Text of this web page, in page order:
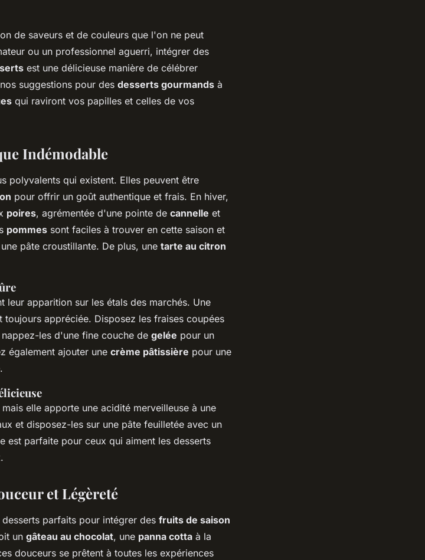
de
?
de saveurs et de couleurs que l'on ne peut
ou un professionnel aguerri, intégrer des
est une délicieuse manière de célébrer
suggestions pour des desserts gourmands à
qui raviront vos papilles et celles de vos
Indémodable
polyvalents qui existent. Elles peuvent être
pour offrir un goût authentique et frais. En hiver,
poires, agrémentée d'une pointe de cannelle et
pommes sont faciles à trouver en cette saison et
pâte croustillante. De plus, une tarte au citron
leur apparition sur les étals des marchés. Une
toujours appréciée. Disposez les fraises coupées
les d'une fine couche de gelée pour un
également ajouter une crème pâtissière pour une
elle apporte une acidité merveilleuse à une
et disposez-les sur une pâte feuilletée avec un
est parfaite pour ceux qui aiment les desserts
et Légèreté
desserts parfaits pour intégrer des fruits de saison
un gâteau au chocolat, une panna cotta à la
douceurs se prêtent à toutes les expériences